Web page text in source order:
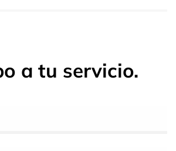
a tu servicio.